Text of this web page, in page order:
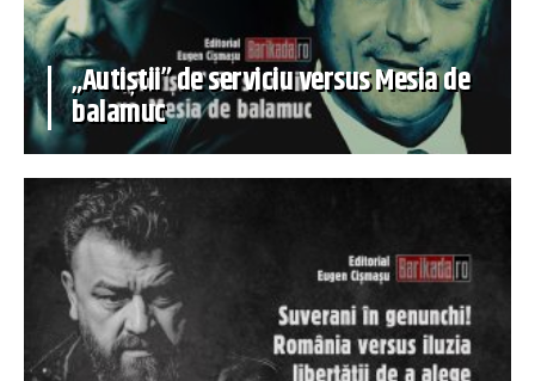
„Autiștii” de serviciu versus Mesia de
balamuc